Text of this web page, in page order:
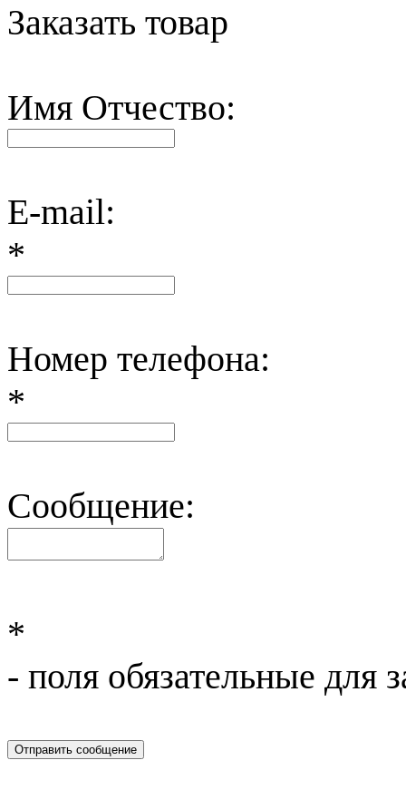
Заказать товар
Имя Отчество:
E-mail:
*
Номер телефона:
*
Сообщение:
*
- поля обязательные для
Отправить сообщение